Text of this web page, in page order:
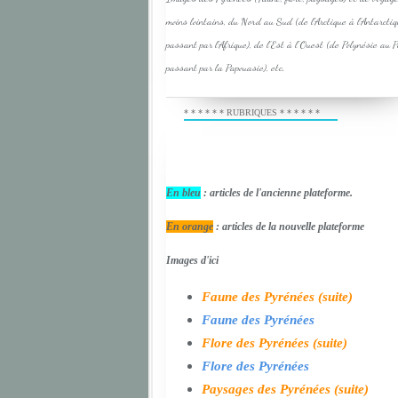
moins lointains, du Nord au Sud (de l'Arctique à
passant par l'Afrique), de l'Est à l'Ouest (de Polynésie au
passant par la Papouasie), etc.
* * * * * * RUBRIQUES * * * * * *
En bleu : articles de l'ancienne plateforme.
En orange : articles de la nouvelle plateforme
Images d'ici
Faune des Pyrénées (suite)
Faune des Pyrénées
Flore des Pyrénées (suite)
Flore des Pyrénées
Paysages des Pyrénées (suite)